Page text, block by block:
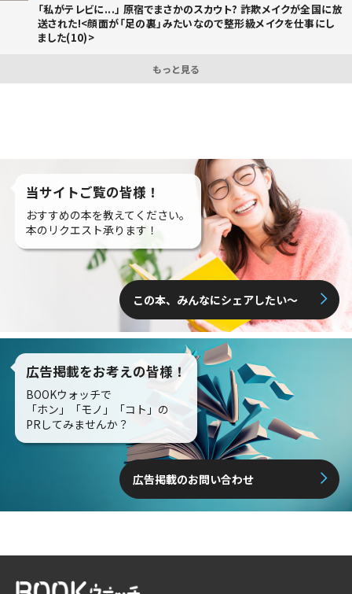
「私がテレビに...」 原宿でまさかのスカウト? 詐欺メイクが全国に放
送された!<顔面が「足の裏」みたいなので整形級メイクを仕事にし
ました(10)>
もっと見る
当サイトご覧の皆様！
おすすめの本を教えてください。
本のリクエスト承ります！
この本、みんなにシェアしたい〜
広告掲載をお考えの皆様！
BOOKウォッチで
「ホン」「モノ」「コト」の
PRしてみませんか？
広告掲載のお問い合わせ